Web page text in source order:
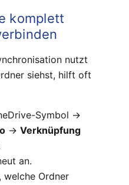
komplett
nutzt
siehst, hilft oft
Symbol →
→Verknüpfung
an.
welche Ordner